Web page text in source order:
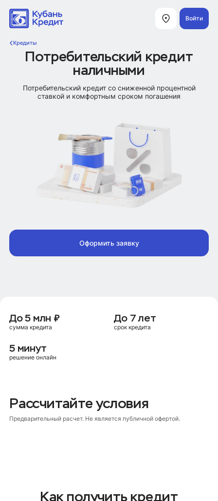
Войти
Оформить заявку
Потребительский кредит
наличными
Потребительский кредит со сниженной процентной
ставкой и комфортным сроком погашения
До 5 млн ₽
сумма кредита
До 7 лет
срок кредита
5 минут
решение онлайн
Рассчитайте условия
Предварительный расчет. Не является публичной офертой.
Как получить кредит
Кредиты